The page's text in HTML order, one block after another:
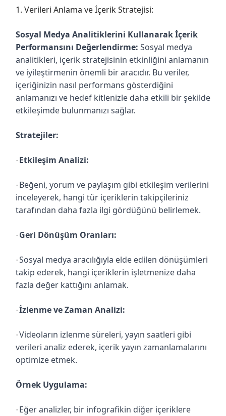
1. Verileri Anlama ve İçerik Stratejisi:
Sosyal Medya Analitiklerini Kullanarak İçerik
Performansını Değerlendirme: Sosyal medya
analitikleri, içerik stratejisinin etkinliğini anlamanın
ve iyileştirmenin önemli bir aracıdır. Bu veriler,
içeriğinizin nasıl performans gösterdiğini
anlamanızı ve hedef kitlenizle daha etkili bir şekilde
etkileşimde bulunmanızı sağlar.
Stratejiler:
· Etkileşim Analizi:
· Beğeni, yorum ve paylaşım gibi etkileşim verilerini
inceleyerek, hangi tür içeriklerin takipçileriniz
tarafından daha fazla ilgi gördüğünü belirlemek.
· Geri Dönüşüm Oranları:
·Sosyal medya aracılığıyla elde edilen dönüşümleri
takip ederek, hangi içeriklerin işletmenize daha
fazla değer kattığını anlamak.
·İzlenme ve Zaman Analizi:
·Videoların izlenme süreleri, yayın saatleri gibi
verileri analiz ederek, içerik yayın zamanlamalarını
optimize etmek.
Örnek Uygulama:
· Eğer analizler, bir infografikin diğer içeriklere